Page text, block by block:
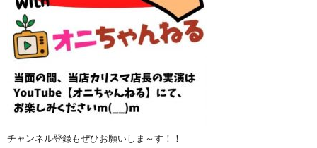
チャンネル登録もぜひお願いしま～す！！